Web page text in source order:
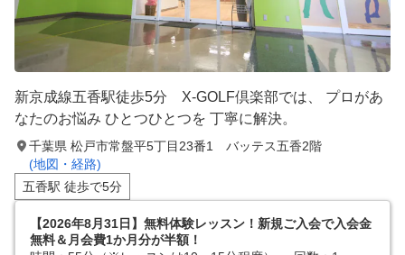
新京成線五香駅徒歩5分 X-GOLF倶楽部では、 プロがあ
なたのお悩み ひとつひとつを 丁寧に解決。
千葉県 松戸市常盤平5丁目23番1 バッテス五香2階
(地図・経路)
五香駅 徒歩で5分
【2026年8月31日】無料体験レッスン！新規ご入会で入会金
無料＆月会費1か月分が半額！